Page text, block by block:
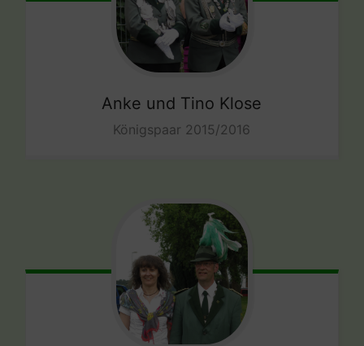
Anke und Tino Klose
Königspaar 2015/2016